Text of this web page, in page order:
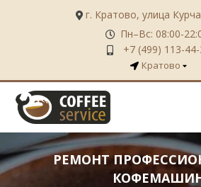
г. Кратово, улица
Пн–Вс: 08:00-
+7 (499) 113-
Кратово
РЕМОНТ